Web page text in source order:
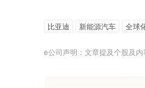
比亚迪 新能源汽车 全球
e公司声明：文章提及个股及